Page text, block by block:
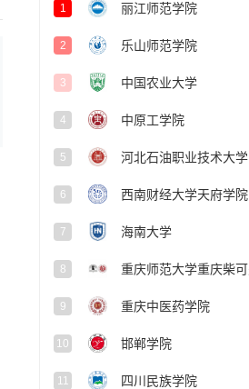
1 丽江师范学院
2 乐山师范学院
3 中国农业大学
4 中原工学院
5 河北石油职业技术大学
6 西南财经大学天府学院
7 海南大学
8
9 重庆中医药学院
10 邯郸学院
11 四川民族学院